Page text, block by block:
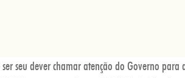
seu dever chamar atenção do Governo para